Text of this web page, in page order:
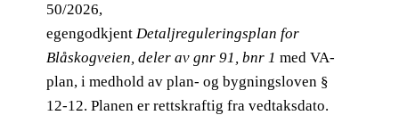
50/2026,
egengodkjentDetaljreguleringsplan for
Blåskogveien, deler av gnr 91, bnr 1med VA-
plan, i medhold av plan- og bygningsloven §
12-12. Planen er rettskraftig fra vedtaksdato.